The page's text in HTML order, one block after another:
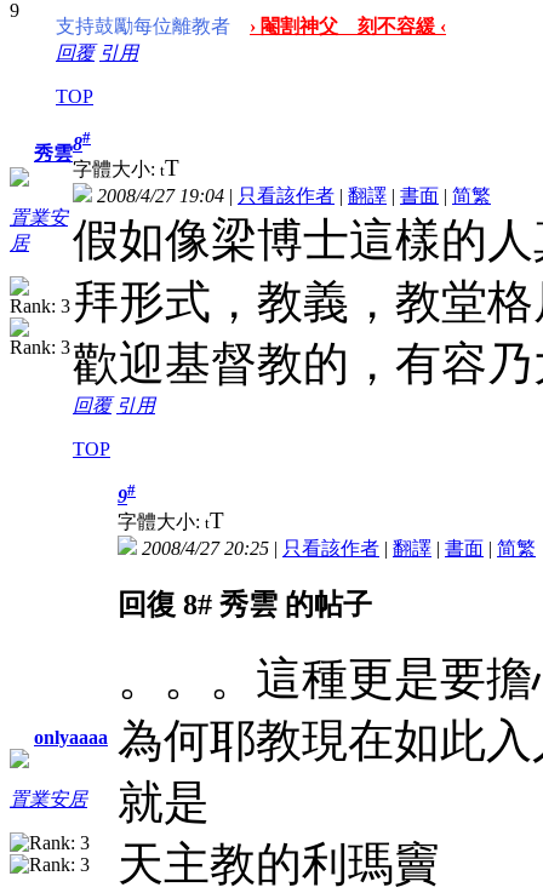
支持鼓勵每位離教者
› 閹割神父 刻不容緩 ‹
回覆 引用
TOP
秀雲
置業安
居
8#
字體大小: tT
2008/4/27 19:04 | 只看該作者 | 翻譯 | 書面 | 简繁
假如像梁博士這樣的
拜形式，教義，教堂
歡迎基督教的，有容
回覆 引用
TOP
onlyaaaa
置業安居
9#
字體大小: tT
2008/4/27 20:25 | 只看該作者 | 翻譯 | 書面 | 简繁
回復 8# 秀雲 的帖子
。。。這種更是要擔
為何耶教現在如此
就是
天主教的利瑪竇